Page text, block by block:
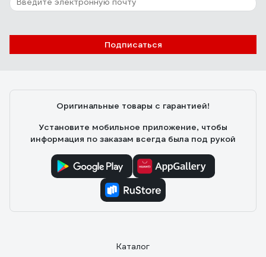
Подписаться
Оригинальные товары с гарантией!
Установите мобильное приложение, чтобы
информация по заказам всегда была под рукой
Каталог